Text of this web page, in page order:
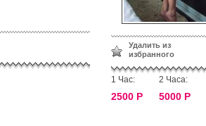
Удалить из
избранного
1 Час:
2500 Р
2 Часа:
5000 Р